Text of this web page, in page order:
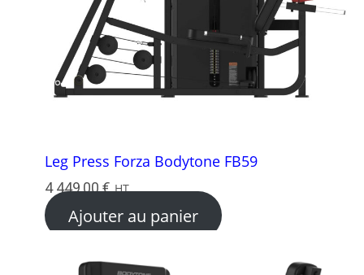
Leg Press Forza Bodytone FB59
4 449,00€ HT
Ajouter au panier